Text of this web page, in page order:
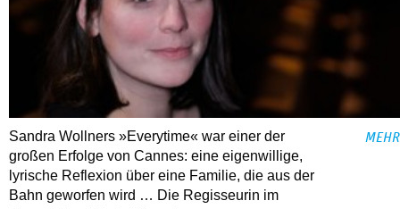
Sandra Wollners »Everytime« war einer der
großen Erfolge von Cannes: eine eigenwillige,
lyrische Reflexion über eine ­Familie, die aus der
Bahn geworfen wird … Die Regisseurin im
MEHR